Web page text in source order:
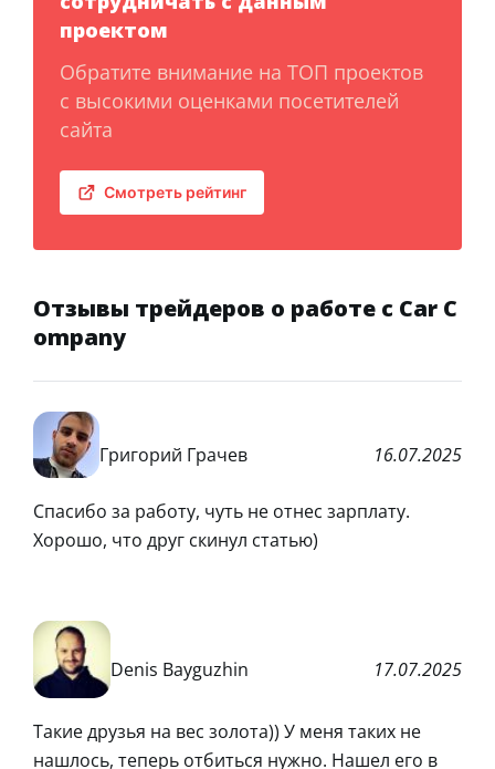
проектом
Обратите внимание на ТОП проектов
с высокими оценками посетителей
сайта
Смотреть рейтинг
Отзывы трейдеров о работе с Car C
ompany
Григорий Грачев 16.07.2025
Спасибо за работу, чуть не отнес зарплату.
Хорошо, что друг скинул статью)
Denis Bayguzhin 17.07.2025
Такие друзья на вес золота)) У меня таких не
нашлось, теперь отбиться нужно. Нашел его в